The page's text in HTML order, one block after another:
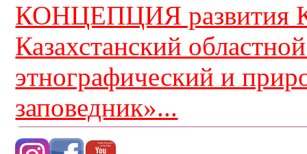
КОНЦЕПЦИЯ развития
Казахстанский
этнографический и
заповедник»...